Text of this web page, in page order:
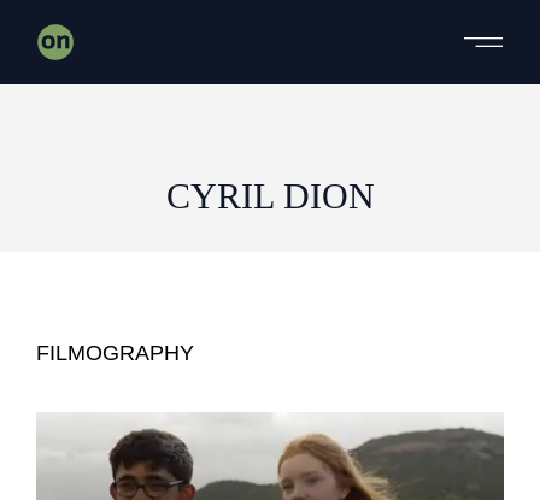
CYRIL DION
FILMOGRAPHY